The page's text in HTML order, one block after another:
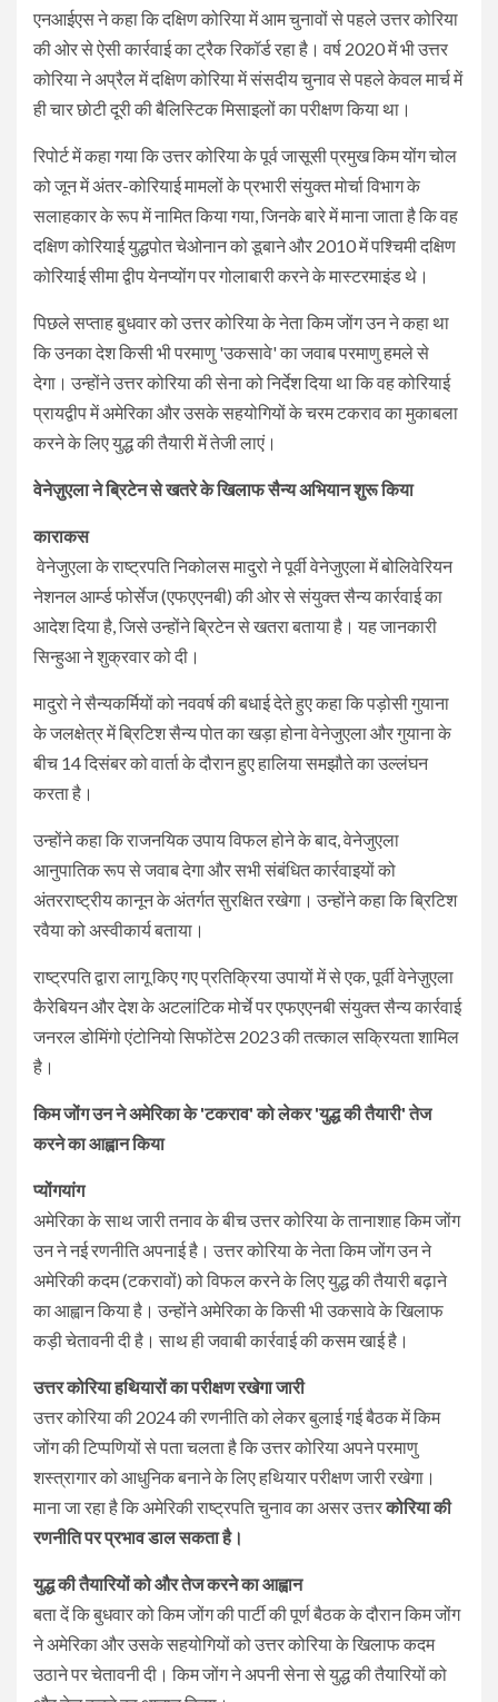
एनआईएस ने कहा कि दक्षिण कोरिया में आम चुनावों से पहले उत्तर कोरिया
की ओर से ऐसी कार्रवाई का ट्रैक रिकॉर्ड रहा है। वर्ष 2020 में भी उत्तर
कोरिया ने अप्रैल में दक्षिण कोरिया में संसदीय चुनाव से पहले केवल मार्च में
ही चार छोटी दूरी की बैलिस्टिक मिसाइलों का परीक्षण किया था।
रिपोर्ट में कहा गया कि उत्तर कोरिया के पूर्व जासूसी प्रमुख किम योंग चोल
को जून में अंतर-कोरियाई मामलों के प्रभारी संयुक्त मोर्चा विभाग के
सलाहकार के रूप में नामित किया गया, जिनके बारे में माना जाता है कि वह
दक्षिण कोरियाई युद्धपोत चेओनान को डूबाने और 2010 में पश्चिमी दक्षिण
कोरियाई सीमा द्वीप येनप्योंग पर गोलाबारी करने के मास्टरमाइंड थे।
पिछले सप्ताह बुधवार को उत्तर कोरिया के नेता किम जोंग उन ने कहा था
कि उनका देश किसी भी परमाणु 'उकसावे' का जवाब परमाणु हमले से
देगा। उन्होंने उत्तर कोरिया की सेना को निर्देश दिया था कि वह कोरियाई
प्रायद्वीप में अमेरिका और उसके सहयोगियों के चरम टकराव का मुकाबला
करने के लिए युद्ध की तैयारी में तेजी लाएं।
वेनेज़ुएला ने ब्रिटेन से खतरे के खिलाफ सैन्य अभियान शुरू किया
काराकस
वेनेजुएला के राष्ट्रपति निकोलस मादुरो ने पूर्वी वेनेजुएला में बोलिवेरियन
नेशनल आर्म्ड फोर्सेज (एफएएनबी) की ओर से संयुक्त सैन्य कार्रवाई का
आदेश दिया है, जिसे उन्होंने ब्रिटेन से खतरा बताया है। यह जानकारी
सिन्हुआ ने शुक्रवार को दी।
मादुरो ने सैन्यकर्मियों को नववर्ष की बधाई देते हुए कहा कि पड़ोसी गुयाना
के जलक्षेत्र में ब्रिटिश सैन्य पोत का खड़ा होना वेनेजुएला और गुयाना के
बीच 14 दिसंबर को वार्ता के दौरान हुए हालिया समझौते का उल्लंघन
करता है।
उन्होंने कहा कि राजनयिक उपाय विफल होने के बाद, वेनेजुएला
आनुपातिक रूप से जवाब देगा और सभी संबंधित कार्रवाइयों को
अंतरराष्ट्रीय कानून के अंतर्गत सुरक्षित रखेगा। उन्होंने कहा कि ब्रिटिश
रवैया को अस्वीकार्य बताया।
राष्ट्रपति द्वारा लागू किए गए प्रतिक्रिया उपायों में से एक, पूर्वी वेनेज़ुएला
कैरेबियन और देश के अटलांटिक मोर्चे पर एफएएनबी संयुक्त सैन्य कार्रवाई
जनरल डोमिंगो एंटोनियो सिफोंटेस 2023 की तत्काल सक्रियता शामिल
है।
किम जोंग उन ने अमेरिका के 'टकराव' को लेकर 'युद्ध की तैयारी' तेज
करने का आह्वान किया
प्योंगयांग
अमेरिका के साथ जारी तनाव के बीच उत्तर कोरिया के तानाशाह किम जोंग
उन ने नई रणनीति अपनाई है। उत्तर कोरिया के नेता किम जोंग उन ने
अमेरिकी कदम (टकरावों) को विफल करने के लिए युद्ध की तैयारी बढ़ाने
का आह्वान किया है। उन्होंने अमेरिका के किसी भी उकसावे के खिलाफ
कड़ी चेतावनी दी है। साथ ही जवाबी कार्रवाई की कसम खाई है।
उत्तर कोरिया हथियारों का परीक्षण रखेगा जारी
उत्तर कोरिया की 2024 की रणनीति को लेकर बुलाई गई बैठक में किम
जोंग की टिप्पणियों से पता चलता है कि उत्तर कोरिया अपने परमाणु
शस्त्रागार को आधुनिक बनाने के लिए हथियार परीक्षण जारी रखेगा।
माना जा रहा है कि अमेरिकी राष्ट्रपति चुनाव का असर उत्तरकोरिया की
रणनीति पर प्रभाव डाल सकता है।
युद्ध की तैयारियों को और तेज करने का आह्वान
बता दें कि बुधवार को किम जोंग की पार्टी की पूर्ण बैठक के दौरान किम जोंग
ने अमेरिका और उसके सहयोगियों को उत्तर कोरिया के खिलाफ कदम
उठाने पर चेतावनी दी। किम जोंग ने अपनी सेना से युद्ध की तैयारियों को